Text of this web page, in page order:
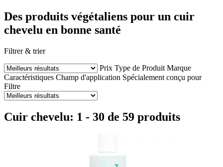
Des produits végétaliens pour un cuir
chevelu en bonne santé
Filtrer & trier
Prix Type de Produit Marque
Caractéristiques Champ d'application Spécialement conçu pour
Filtre
Cuir chevelu: 1 - 30 de 59 produits